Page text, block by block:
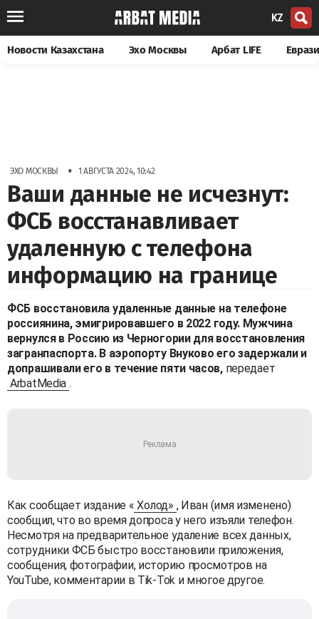
KZ
Новости Казахстана Эхо Москвы Арбат LIFE
ЭХО МОСКВЫ • 1 АВГУСТА 2024, 10:42
Ваши данные не исчезнут:
ФСБ восстанавливает
удаленную с телефона
информацию на границе
ФСБ восстановила удаленные данные на телефоне
россиянина, эмигрировавшего в 2022 году. Мужчина
вернулся в Россию из Черногории для восстановления
загранпаспорта. В аэропорту Внуково его задержали и
допрашивали его в течение пяти часов,передает
ArbatMedia .
Как сообщает издание « Холод» , Иван (имя изменено)
сообщил, что во время допроса у него изъяли телефон.
Несмотря на предварительное удаление всех данных,
сотрудники ФСБ быстро восстановили приложения,
сообщения, фотографии, историю просмотров на
YouTube, комментарии в Tik-Tok и многое другое.